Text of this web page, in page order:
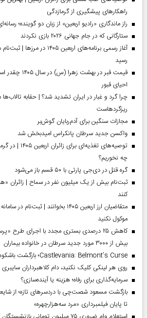
راهکارهای پیشگیری از گرمازدگی
راز ماندگاری «رادیو اربعین» از زبان دو گوینده؛
ستارگانی که در جام جهانی ۲۰۲۶ بازی نکردند
رسید
قیمت قبر در
احیای قبور
چرا گرد و غبار در ایران تشدید شد؟ | حقابه تالاب‌ها
ریزگردهاست
مجازات سنگین برای آدم‌ربایان گوش‌بر
واکسن جدید سرطان پانکراس امیدبخش شد
توصیه‌های
چه نخوریم؟
گره قتل در دی‌جی پارتی با ۵۰ قسم باز می‌شود
ثبت‌نام بیش از یک میلیون نفر در سماح | زائران
کنند
متقاضیان ارز اربعین ۱۴۰۵ بخوانند |
موکول نکنید
کاهش ۲۵ درصدی بستری مجدد با اجرای طرح
بیش از ۳۰۰۰ مورد جدید سرطان در خانواده بیماران
Castlevania: Belmont’s Curse؛ بازگشت باشکوه شکارچیان خون‌آشام
روی هر لینکی کلیک نکنید، دام کلاهبرداران
سرمایه‌گذاری برای رفاه؛ هزینه یا آینده‌سازی؟
بازگشت مسعود شصت‌چی با دردسر‌های تازه؛ از
تا پایان فیلمبرداری «مرد سه‌هزارچهره»